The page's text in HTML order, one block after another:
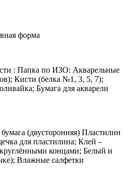
форма
: Папка по ИЗО: Акварельные
Кисти (белка №1, 3, 5, 7);
Бумага для акварели
(двусторонняя) Пластилин
для пластилина; Клей –
концами; Белый и
Влажные салфетки